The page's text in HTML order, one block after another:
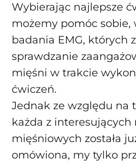
Wybierając najlepsze
możemy pomóc sobie,
badania EMG, których
sprawdzanie
mięśni w trakcie
ćwiczeń.
Jednak ze względu na
każda z interesujących
mięśniowych została
omówiona, my tylko